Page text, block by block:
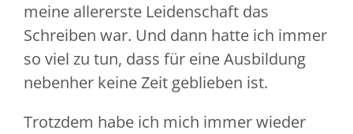
meine allererste Leidenschaft das
Schreiben war. Und dann hatte ich immer
so viel zu tun, dass für eine Ausbildung
nebenher keine Zeit geblieben ist.
Trotzdem habe ich mich immer wieder